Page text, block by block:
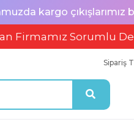
kargo çıkışlarımız
Sorumlu Değildir
Sipariş